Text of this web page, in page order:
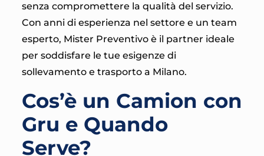
senza compromettere la qualità del servizio.
Con anni di esperienza nel settore e un team
esperto, Mister Preventivo è il partner ideale
per soddisfare le tue esigenze di
sollevamento e trasporto a Milano.
Cos’è un Camion con
Gru e Quando
Serve?